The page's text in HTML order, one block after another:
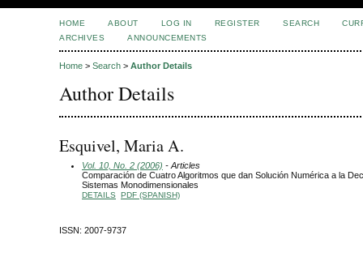
HOME ABOUT LOG IN REGISTER SEARCH
ARCHIVES
ANNOUNCEMENTS
Home > Search > Author Details
Author Details
Esquivel, Maria A.
Vol. 10, No. 2 (2006) - Articles
Comparación de Cuatro Algoritmos que dan Solución Numérica a la
Sistemas Monodimensionales
DETAILS PDF (SPANISH)
ISSN: 2007-9737